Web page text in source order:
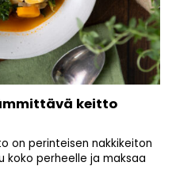
keitto
on perinteisen nakkikeiton
koko perheelle ja maksaa